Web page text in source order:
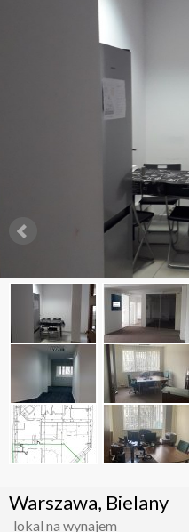
Warszawa, Bielany
lokal na wynajem